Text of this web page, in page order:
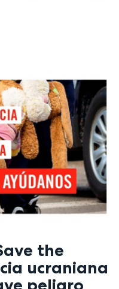
the
ucraniana
peligro